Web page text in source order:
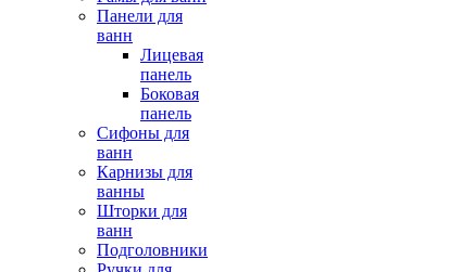
Панели для
ванн
Лицевая
панель
Боковая
панель
Сифоны для
ванн
Карнизы для
ванны
Шторки для
ванн
Подголовники